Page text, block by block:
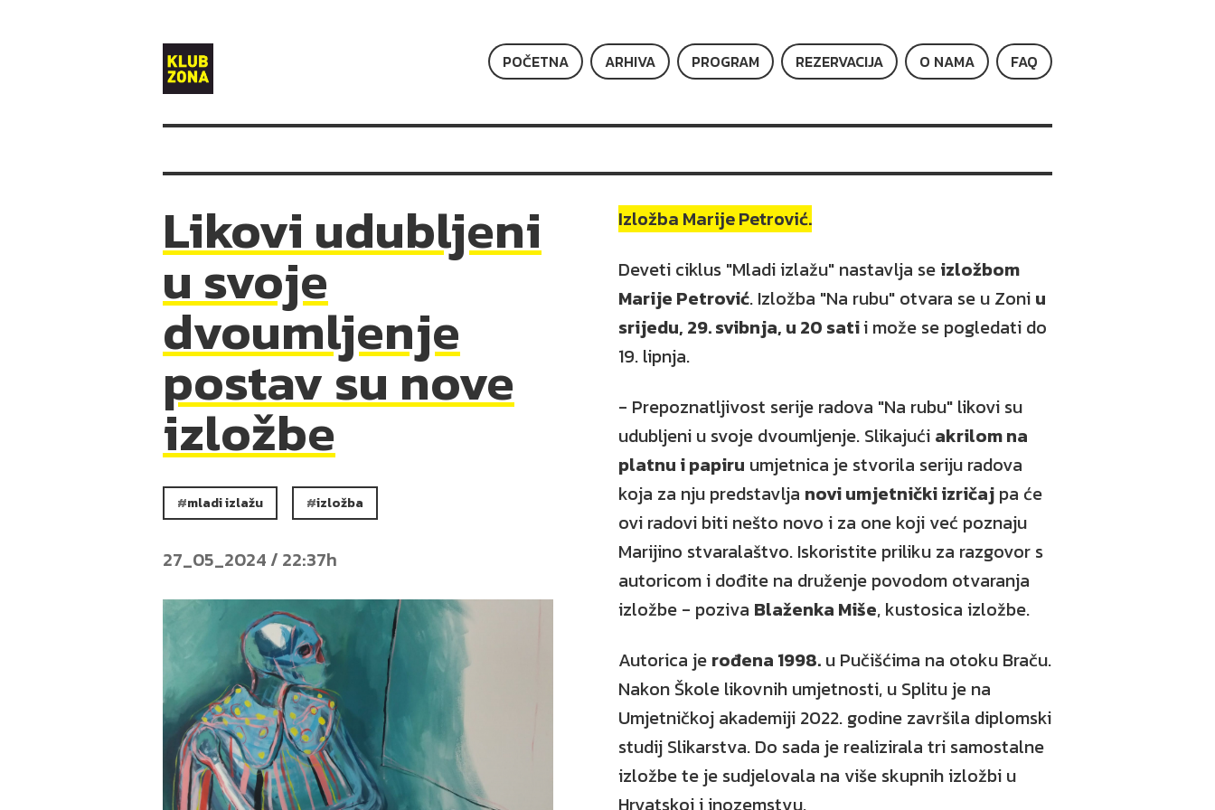
Klub
Zona
FAQ
O NAMA
REZERVACIJA
PROGRAM
ARHIVA
POČETNA
Likovi udubljeni
u svoje
dvoumljenje
postav su nove
izložbe
mladi izlažu izložba
27_05_2024 / 22:37h
Izložba Marije Petrović.
Deveti ciklus "Mladi izlažu" nastavlja se izložbom
Marije Petrović. Izložba "Na rubu" otvara se u Zoni u
srijedu, 29. svibnja, u 20 satii može se pogledati do
19. lipnja.
- Prepoznatljivost serije radova "Na rubu" likovi su
udubljeni u svoje dvoumljenje. Slikajući akrilom na
platnu i papiru umjetnica je stvorila seriju radova
koja za nju predstavlja novi umjetnički izričaj pa će
ovi radovi biti nešto novo i za one koji već poznaju
Marijino stvaralaštvo. Iskoristite priliku za razgovor s
autoricom i dođite na druženje povodom otvaranja
izložbe - poziva Blaženka Miše, kustosica izložbe.
Autorica je rođena 1998. u Pučišćima na otoku Braču.
Nakon Škole likovnih umjetnosti, u Splitu je na
Umjetničkoj akademiji 2022. godine završila diplomski
studij Slikarstva. Do sada je realizirala tri samostalne
izložbe te je sudjelovala na više skupnih izložbi u
Hrvatskoj i inozemstvu.